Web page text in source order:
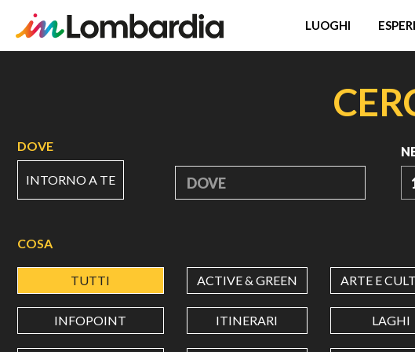
LUOGHI
DOVE
INTORNO A TE DOVE
COSA
TUTTI ACTIVE & GREEN ARTE E
INFOPOINT ITINERARI LAGHI